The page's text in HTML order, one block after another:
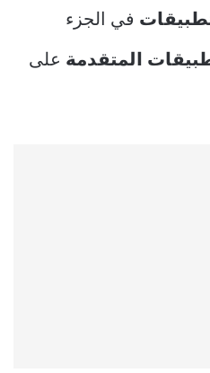
في الجزء
المتقدمة على